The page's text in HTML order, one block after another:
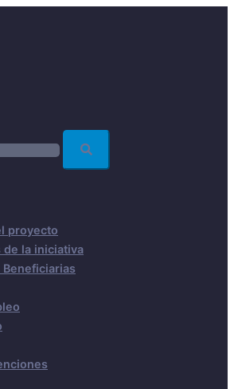
proyecto
de la iniciativa
Beneficiarias